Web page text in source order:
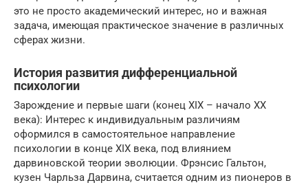
это не просто академический интерес, но и важная
задача, имеющая практическое значение в различных
сферах жизни.
История развития дифференциальной
психологии
Зарождение и первые шаги (конец XIX – начало XX
века): Интерес к индивидуальным различиям
оформился в самостоятельное направление
психологии в конце XIX века, под влиянием
дарвиновской теории эволюции. Фрэнсис Гальтон,
кузен Чарльза Дарвина, считается одним из пионеров в